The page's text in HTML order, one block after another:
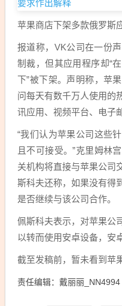
苹果商店下架多款俄罗斯
报道称，VK公司在一份
制裁，但其应用程序却“
下”被下架。声明称，苹
问每天有数千万人使用的
讯应用、视频平台、电子
“我们认为苹果公司这些
且不可接受。”克里姆林宫
关机构将直接与苹果公司
斯科夫还称，如果没有得
是否继续与该公司合作。
佩斯科夫表示，对苹果公
以转而使用安卓设备，安
截至发稿前，暂未看到苹
责任编辑：戴丽丽_NN4994